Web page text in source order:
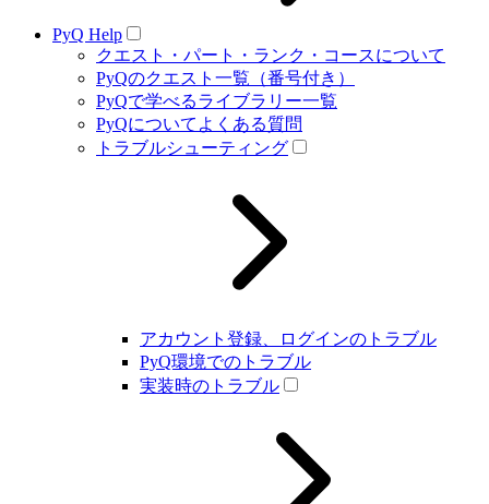
PyQ Help
クエスト・パート・ランク・コースについて
PyQのクエスト一覧（番号付き）
PyQで学べるライブラリー一覧
PyQについてよくある質問
トラブルシューティング
アカウント登録、ログインのトラブル
PyQ環境でのトラブル
実装時のトラブル